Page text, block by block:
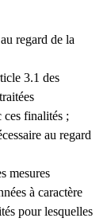
regard de la
3.1 des
ces finalités ;
au regard
mesures
à caractère
pour lesquelles